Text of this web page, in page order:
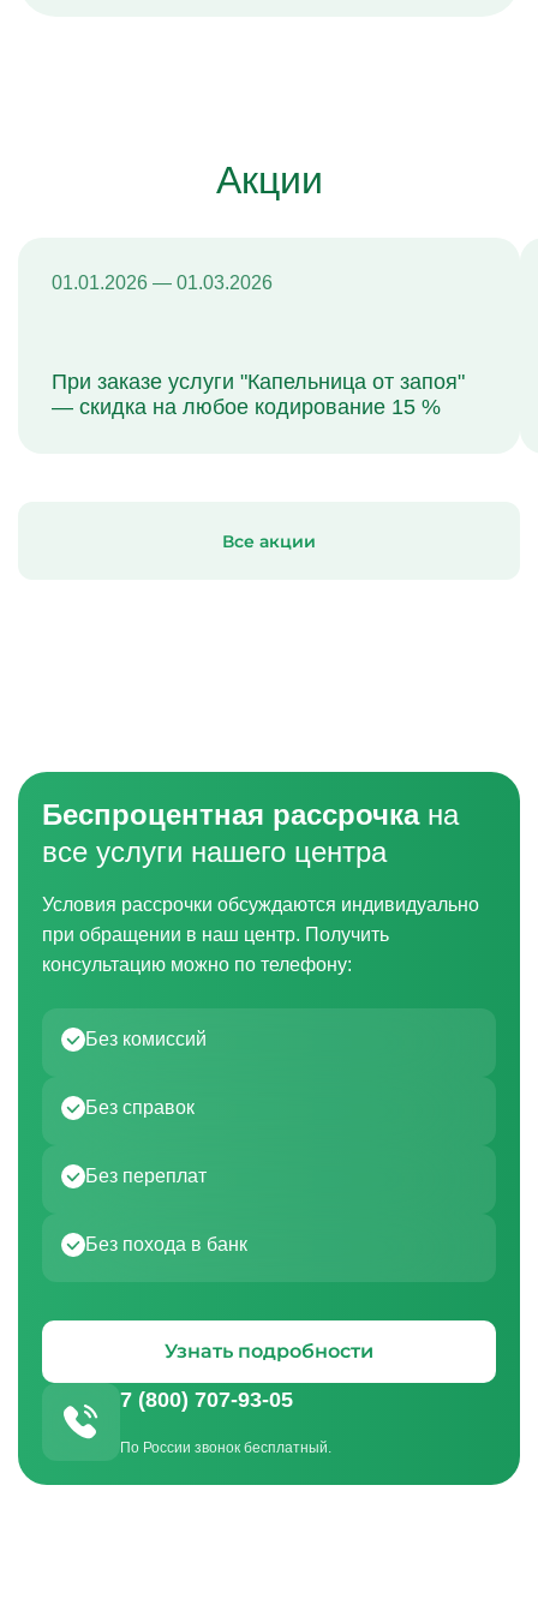
Акции
01.01.2026 — 01.03.2026
При заказе услуги "Капельница от запоя"
— скидка на любое кодирование 15 %
Все акции
Беспроцентная рассрочкана
все услуги нашего центра
Условия рассрочки обсуждаются индивидуально
при обращении в наш центр. Получить
консультацию можно по телефону:
Узнать подробности
7 (800) 707-93-05
По России звонок бесплатный.
Без комиссий
Без справок
Без переплат
Без похода в банк